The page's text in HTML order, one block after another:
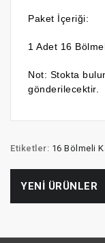
Paket İçeriği:
1 Adet 16
Not: Stokta
gönderilecektir.
Etiketler: 16 Bölmeli
YENI ÜRÜNLER